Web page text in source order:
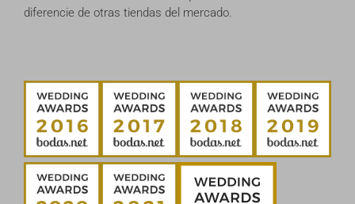
diferencie de otras tiendas del mercado.